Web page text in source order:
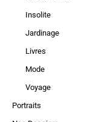
Insolite
Jardinage
Livres
Mode
Voyage
Portraits